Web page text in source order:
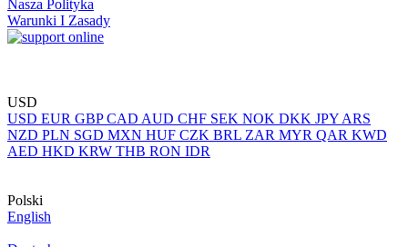
Nasza Polityka
Warunki I Zasady
USD
USD EUR GBP CAD AUD CHF SEK NOK DKK JPY ARS
NZD PLN SGD MXN HUF CZK BRL ZAR MYR QAR KWD
AED HKD KRW THB RON IDR
Polski
English